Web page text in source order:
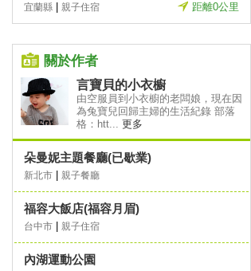
宜蘭縣 親子住宿 距離0公里
關於作者
言寶貝的小衣櫥
由空服員到小衣櫥的老闆娘，現在因
為兔寶兒回歸主婦的生活紀錄 部落
格：htt... 更多
朵曼妮主題餐廳(已歇業)
新北市 親子餐廳
福容大飯店(福容月眉)
台中市 親子住宿
內湖運動公園